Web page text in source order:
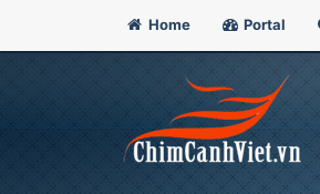
Home Portal